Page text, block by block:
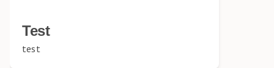
Test
test